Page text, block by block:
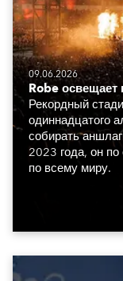
09.06.2026
Robe
Рекордный
одиннадцатого
собирать
2023 года, он по
по всему миру.